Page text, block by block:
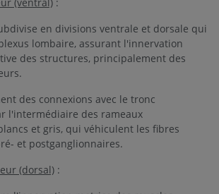
en divisions ventrale et dorsale qui
lombaire, assurant l'innervation
des structures, principalement des
des connexions avec le tronc
l'intermédiaire des rameaux
et gris, qui véhiculent les fibres
et postganglionnaires.
(dorsal) :